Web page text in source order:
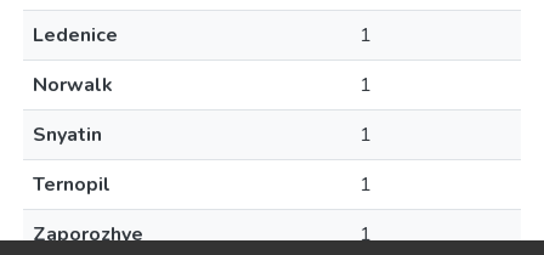
Ledenice
1
Norwalk
1
Snyatin
1
Ternopil
1
Zaporozhye
1